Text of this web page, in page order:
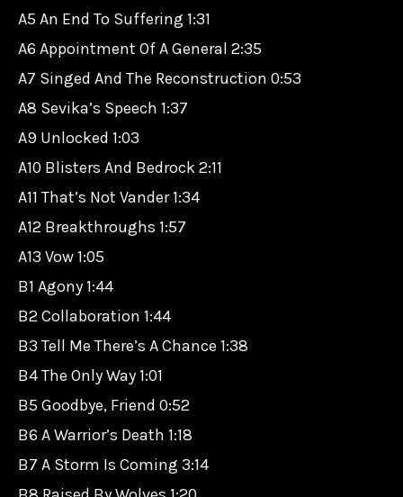
聲
帶
數
量
A5 An End To Suffering 1:31
A6 Appointment Of A General 2:35
A7 Singed And The Reconstruction 0:53
A8 Sevika’s Speech 1:37
A9 Unlocked 1:03
A10 Blisters And Bedrock 2:11
A11 That’s Not Vander 1:34
A12 Breakthroughs 1:57
A13 Vow 1:05
B1 Agony 1:44
B2 Collaboration 1:44
B3 Tell Me There’s A Chance 1:38
B4 The Only Way 1:01
B5 Goodbye, Friend 0:52
B6 A Warrior’s Death 1:18
B7 A Storm Is Coming 3:14